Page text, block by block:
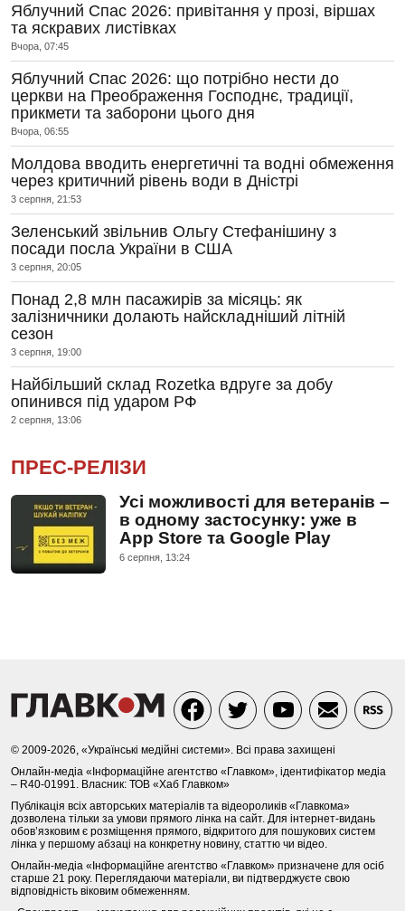
Яблучний Спас 2026: привітання у прозі, віршах
та яскравих листівках
Вчора, 07:45
Яблучний Спас 2026: що потрібно нести до
церкви на Преображення Господнє, традиції,
прикмети та заборони цього дня
Вчора, 06:55
Молдова вводить енергетичні та водні обмеження
через критичний рівень води в Дністрі
3 серпня, 21:53
Зеленський звільнив Ольгу Стефанішину з
посади посла України в США
3 серпня, 20:05
Понад 2,8 млн пасажирів за місяць: як
залізничники долають найскладніший літній
сезон
3 серпня, 19:00
Найбільший склад Rozetka вдруге за добу
опинився під ударом РФ
2 серпня, 13:06
ПРЕС-РЕЛІЗИ
Усі можливості для ветеранів –
в одному застосунку: уже в
App Store та Google Play
6 серпня, 13:24
© 2009-2026, «Українські медійні системи». Всі права захищені
Онлайн-медіа «Інформаційне агентство «Главком», ідентифікатор медіа
– R40-01991. Власник: ТОВ «Хаб Главком»
Публікація всіх авторських матеріалів та відеороликів «Главкома»
дозволена тільки за умови прямого лінка на сайт. Для інтернет-видань
обов’язковим є розміщення прямого, відкритого для пошукових систем
лінка у першому абзаці на конкретну новину, статтю чи відео.
Онлайн-медіа «Інформаційне агентство «Главком» призначене для осіб
старше 21 року. Переглядаючи матеріали, ви підтверджуєте свою
відповідність віковим обмеженням.